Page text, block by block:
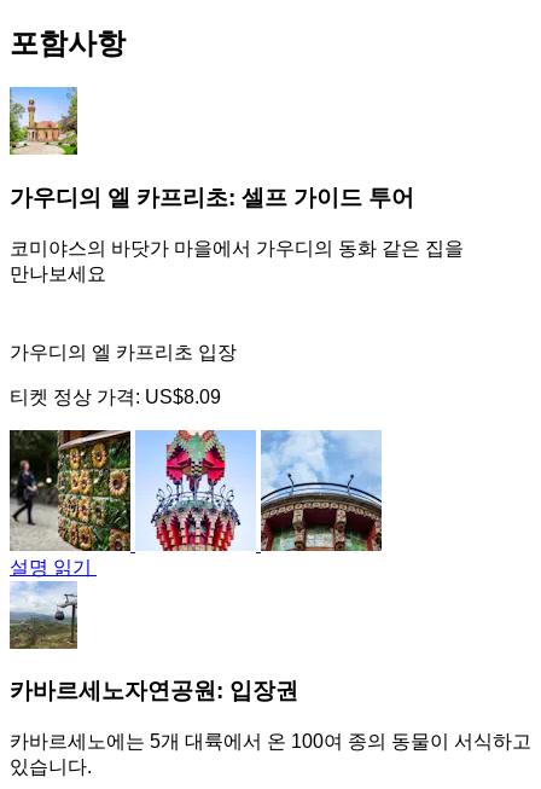
포함사항
가우디의 엘 카프리초: 셀프 가이드 투어
코미야스의 바닷가 마을에서 가우디의 동화 같은 집을
만나보세요
가우디의 엘 카프리초 입장
티켓 정상 가격: US$8.09
설명 읽기
카바르세노자연공원: 입장권
카바르세노에는 5개 대륙에서 온 100여 종의 동물이 서식하고
있습니다.